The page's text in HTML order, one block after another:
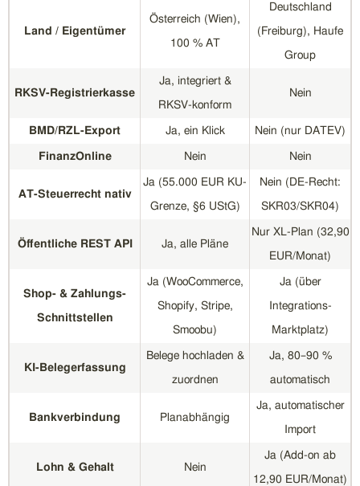
Land / Eigentümer
Österreich (Wien),
100 % AT
Deutschland
(Freiburg), Haufe
Group
RKSV-Registrierkasse
Ja, integriert &
RKSV-konform
Nein
BMD/RZL-Export Ja, ein Klick Nein (nur DATEV)
FinanzOnline Nein Nein
AT-Steuerrecht nativ
Ja (55.000 EUR KU-
Grenze, §6 UStG)
Nein (DE-Recht:
SKR03/SKR04)
Öffentliche REST API Ja, alle Pläne
Nur XL-Plan (32,90
EUR/Monat)
Shop- & Zahlungs-
Schnittstellen
Ja (WooCommerce,
Shopify, Stripe,
Smoobu)
Ja (über
Integrations-
Marktplatz)
KI-Belegerfassung
Belege hochladen &
zuordnen
Ja, 80–90 %
automatisch
Bankverbindung Planabhängig
Ja, automatischer
Import
Lohn & Gehalt Nein
Ja (Add-on ab
12,90 EUR/Monat)